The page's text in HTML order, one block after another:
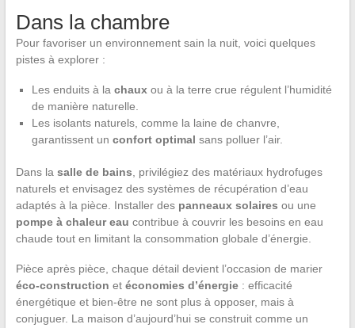
Dans la chambre
Pour favoriser un environnement sain la nuit, voici quelques
pistes à explorer :
Les enduits à la chauxou à la terre crue régulent l’humidité
de manière naturelle.
Les isolants naturels, comme la laine de chanvre,
garantissent un confort optimal sans polluer l’air.
Dans la salle de bains, privilégiez des matériaux hydrofuges
naturels et envisagez des systèmes de récupération d’eau
adaptés à la pièce. Installer des panneaux solaires ou une
pompe à chaleur eau contribue à couvrir les besoins en eau
chaude tout en limitant la consommation globale d’énergie.
Pièce après pièce, chaque détail devient l’occasion de marier
éco-construction et économies d’énergie: efficacité
énergétique et bien-être ne sont plus à opposer, mais à
conjuguer. La maison d’aujourd’hui se construit comme un